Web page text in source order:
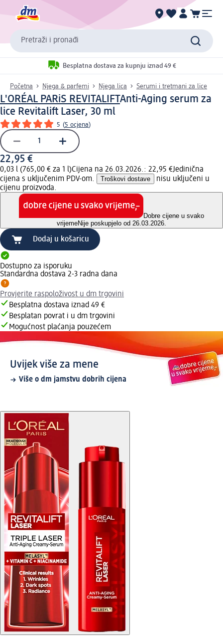
Pretraži i pronađi
Besplatna dostava za kupnju iznad 49 €
Početna Njega & parfemi Njega lica Serumi i tretmani za lice
L'ORÉAL PARiS REVITALIFTAnti-Aging serum za
lice Revitalift Laser, 30 ml
5 (5 ocjena)
22,95 €
0,03 l (765,00 € za 1 l)Cijena na 26.03.2026.: 22,95 €Jedinična
cijena s uključenim PDV-om.
Troškovi dostave
nisu uključeni u
cijenu proizvoda.
Dobre cijene u svako
vrijemeNije poskupjelo od 26.03.2026.
Dodaj u košaricu
Dostupno za isporuku
Standardna dostava 2-3 radna dana
Provjerite raspoloživost u dm trgovini
Besplatna dostava iznad 49 €
Besplatan povrat i u dm trgovini
Mogućnost plaćanja pouzećem
Uvijek više za mene
Više o dm jamstvu dobrih cijena